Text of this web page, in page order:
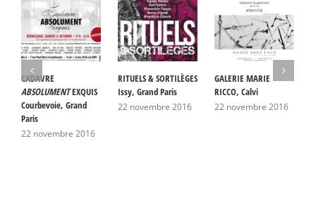
CADAVRE
ABSOLUMENTEXQUIS
Courbevoie, Grand
Paris
22 novembre 2016
RITUELS & SORTILÈGES
Issy, Grand Paris
22 novembre 2016
GALERIE MARIE
RICCO, Calvi
22 novembre 2016